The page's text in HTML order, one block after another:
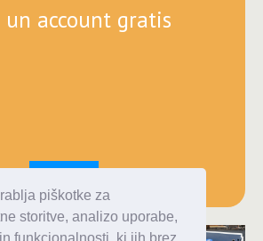
piškotke za
storitve, analizo uporabe,
funkcionalnosti, ki jih brez
un account gratis